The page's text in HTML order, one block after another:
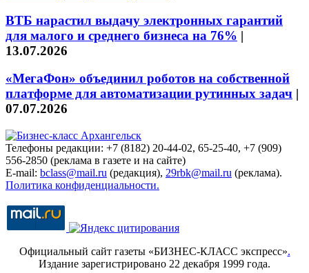
ВТБ нарастил выдачу электронных гарантий
для малого и среднего бизнеса на 76% |
13.07.2026
«МегаФон» объединил роботов на собственной
платформе для автоматизации рутинных задач |
07.07.2026
Телефоны редакции: +7 (8182) 20-44-02, 65-25-40, +7 (909)
556-2850 (реклама в газете и на сайте)
E-mail: bclass@mail.ru (редакция), 29rbk@mail.ru (реклама).
Политика конфиденциальности.
Официальный сайт газеты «БИЗНЕС-КЛАСС экспресс».
Издание зарегистрировано 22 декабря 1999 года.